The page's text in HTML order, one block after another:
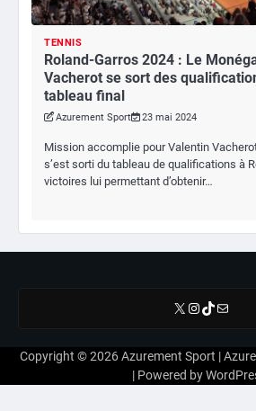
TENNIS
Roland-Garros 2024 : Le
Vacherot se sort des
tableau final
Azurement Sport 23 mai 2024
Mission accomplie pour Valentin
s’est sorti du tableau de qualifications à
victoires lui permettant d’obtenir…
X Instagram
TikTok
E-mail
Copyright © 2026Azurement Sport |
| Powered by